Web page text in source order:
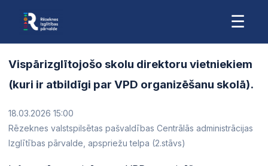
☰
Vispārizglītojošo skolu direktoru vietniekiem
(kuri ir atbildīgi par VPD organizēšanu skolā).
18.03.2026 15:00
Rēzeknes valstspilsētas pašvaldības Centrālās administrācijas
Izglītības pārvalde, apspriežu telpa (2.stāvs)